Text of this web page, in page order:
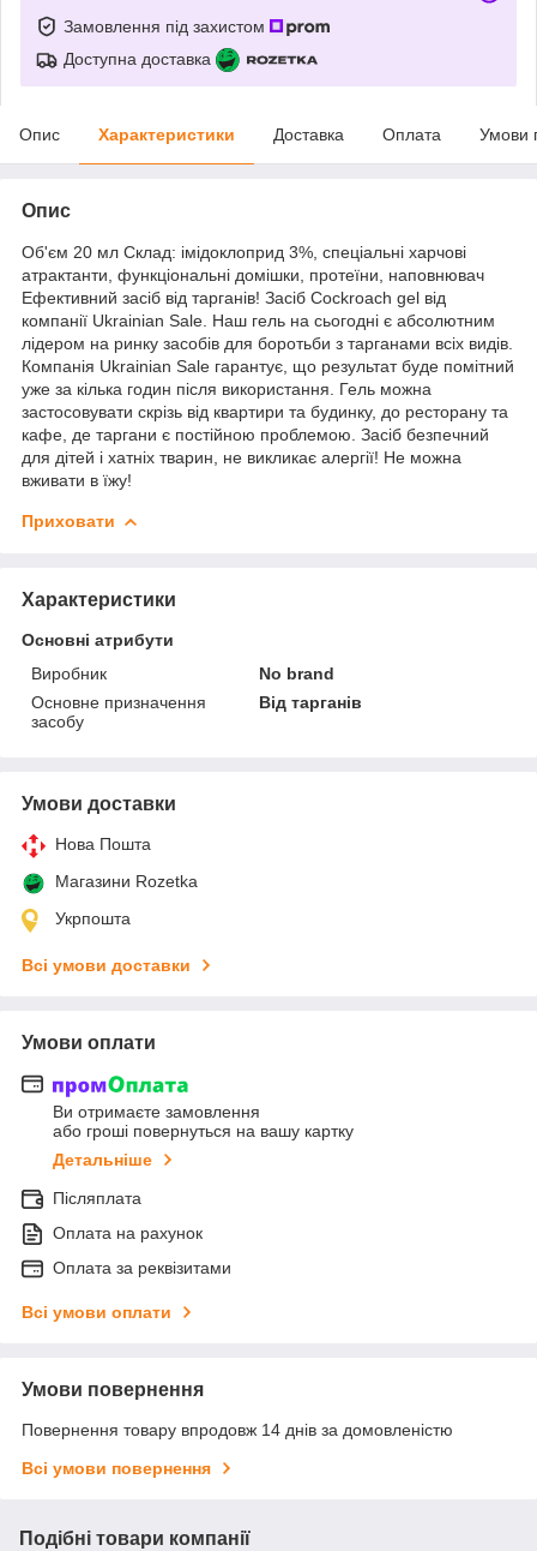
Замовлення під захистом
Доступна доставка
Опис Характеристики Доставка Оплата Умови
Опис
Об'єм 20 мл Склад: імідоклоприд 3%, спеціальні харчові
атрактанти, функціональні домішки, протеїни, наповнювач
Ефективний засіб від тарганів! Засіб Cockroach gel від
компанії Ukrainian Sale. Наш гель на сьогодні є абсолютним
лідером на ринку засобів для боротьби з тарганами всіх видів.
Компанія Ukrainian Sale гарантує, що результат буде помітний
уже за кілька годин після використання. Гель можна
застосовувати скрізь від квартири та будинку, до ресторану та
кафе, де таргани є постійною проблемою. Засіб безпечний
для дітей і хатніх тварин, не викликає алергії! Не можна
вживати в їжу!
Приховати
Характеристики
Основні атрибути
Виробник
No brand
Основне призначення
засобу
Від тарганів
Умови доставки
Нова Пошта
Магазини Rozetka
Укрпошта
Всі умови доставки
Умови оплати
Ви отримаєте замовлення
або гроші повернуться на вашу картку
Детальніше
Післяплата
Оплата на рахунок
Оплата за реквізитами
Всі умови оплати
Умови повернення
Повернення товару впродовж 14 днів за домовленістю
Всі умови повернення
Подібні товари компанії